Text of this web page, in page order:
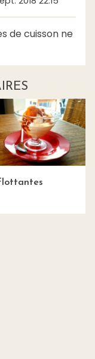
de cuisson ne